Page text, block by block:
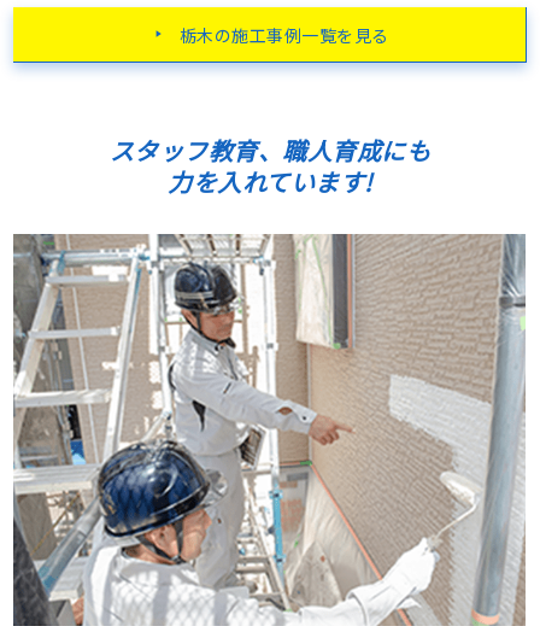
栃木の施工事例一覧を見る
スタッフ教育、職人育成にも
力を入れています!